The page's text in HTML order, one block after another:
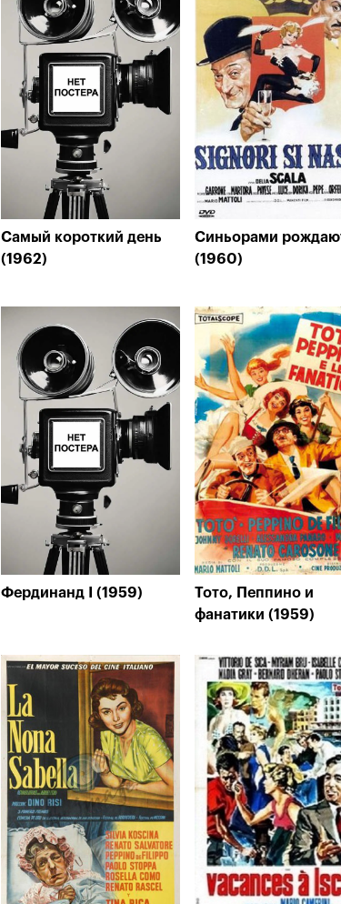
Самый короткий день
(1962)
Синьорами
(1960)
Фердинанд I (1959)
Тото, Пеппино и
фанатики (1959)